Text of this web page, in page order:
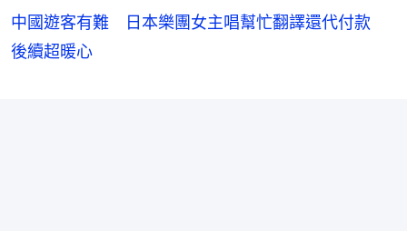
中國遊客有難 日本樂團女主唱幫忙翻譯還代付款
後續超暖心